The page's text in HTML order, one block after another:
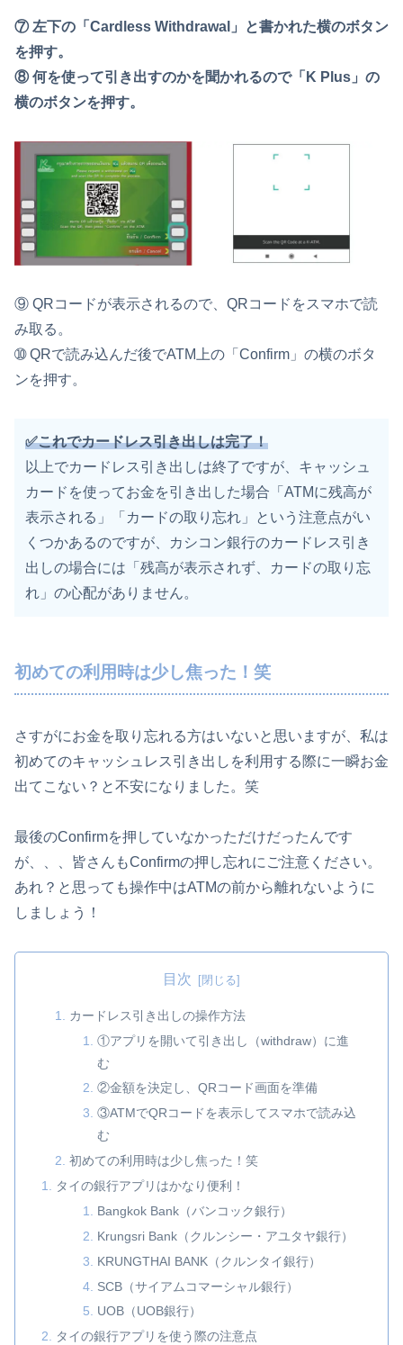
⑦ 左下の「Cardless Withdrawal」と書かれた横のボタン
を押す。
⑧ 何を使って引き出すのかを聞かれるので「K Plus」の
横のボタンを押す。
⑨ QRコードが表示されるので、QRコードをスマホで読
み取る。
➉ QRで読み込んだ後でATM上の「Confirm」の横のボタ
ンを押す。
✅これでカードレス引き出しは完了！
以上でカードレス引き出しは終了ですが、キャッシュ
カードを使ってお金を引き出した場合「ATMに残高が
表示される」「カードの取り忘れ」という注意点がい
くつかあるのですが、カシコン銀行のカードレス引き
出しの場合には「残高が表示されず、カードの取り忘
れ」の心配がありません。
初めての利用時は少し焦った！笑
さすがにお金を取り忘れる方はいないと思いますが、私は
初めてのキャッシュレス引き出しを利用する際に一瞬お金
出てこない？と不安になりました。笑
最後のConfirmを押していなかっただけだったんです
が、、、皆さんもConfirmの押し忘れにご注意ください。
あれ？と思っても操作中はATMの前から離れないように
しましょう！
目次
カードレス引き出しの操作方法
①アプリを開いて引き出し（withdraw）に進
む
②金額を決定し、QRコード画面を準備
③ATMでQRコードを表示してスマホで読み込
む
初めての利用時は少し焦った！笑
タイの銀行アプリはかなり便利！
Bangkok Bank（バンコック銀行）
Krungsri Bank（クルンシー・アユタヤ銀行）
KRUNGTHAI BANK（クルンタイ銀行）
SCB（サイアムコマーシャル銀行）
UOB（UOB銀行）
タイの銀行アプリを使う際の注意点